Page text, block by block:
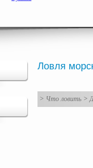
Ловля
> Что ловить >